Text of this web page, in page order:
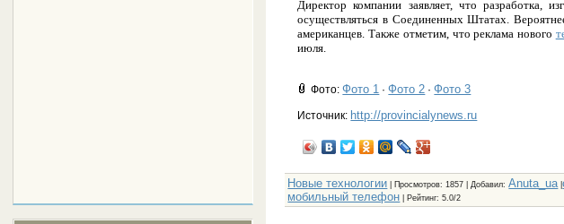
Директор компании заявляет, что разработка,
осуществляться в Соединенных Штатах.
американцев. Также отметим, что реклама нового
июля.
Фото:Фото 1 ·Фото 2 ·Фото 3
Источник: http://provincialynews.ru
Новые технологии Просмотров: 1857 | Добавил:Anuta_ua |
мобильный телефон Рейтинг:5.0/2